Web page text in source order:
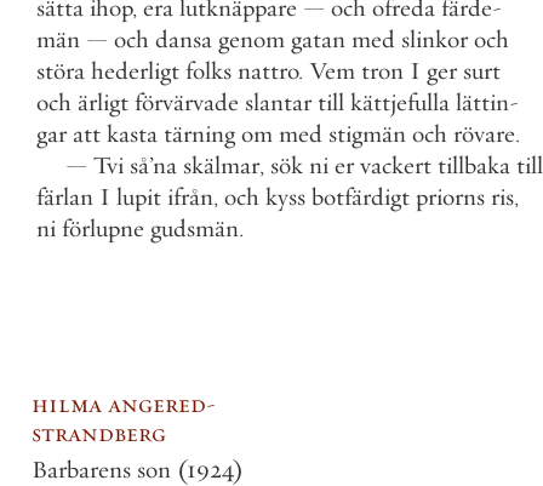
sätta ihop, era lutknäppare — och ofreda färde-
män — och dansa genom gatan med slinkor och
störa hederligt folks nattro. Vem tron I ger surt
och ärligt förvärvade slantar till kättjefulla lättin-
gar att kasta tärning om med stigmän och rövare.
— Tvi så’na skälmar, sök ni er vackert tillbaka till
färlan I lupit ifrån, och kyss botfärdigt priorns ris,
ni förlupne gudsmän.
hilma angered-
strandberg
Barbarens son (1924)